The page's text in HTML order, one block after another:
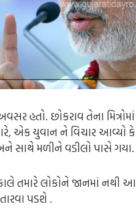
હતો. છોકરાવ તેના
ત્યારે, એક યુવાન ને વિચાર
સાથે મળીને વડીલો પાસે ગયા.
તમારે લોકોને જાનમાં નથી
પડશે .